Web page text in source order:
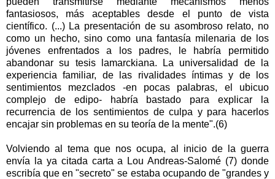
fantasiosos, más aceptables desde el punto de vista
científico. (...) La presentación de su asombroso relato, no
como un hecho, sino como una fantasía milenaria de los
jóvenes enfrentados a los padres, le habría permitido
abandonar su tesis lamarckiana. La universalidad de la
experiencia familiar, de las rivalidades íntimas y de los
sentimientos mezclados -en pocas palabras, el ubicuo
complejo de edipo- habría bastado para explicar la
recurrencia de los sentimientos de culpa y para hacerlos
encajar sin problemas en su teoría de la mente".(6)
Volviendo al tema que nos ocupa, al inicio de la guerra
envía la ya citada carta a Lou Andreas-Salomé (7) donde
escribía que en "secreto" se estaba ocupando de "grandes y